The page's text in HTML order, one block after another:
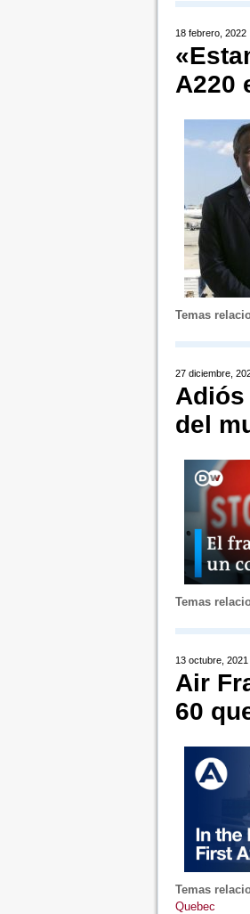
18 febrero, 2022
A220
Temas
27 diciembre,
Adiós
del
Temas
13 octubre, 2021
Air
60
Temas
Quebec